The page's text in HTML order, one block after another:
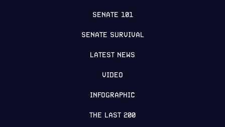
SENATE 101
SENATE SURVIVAL
LATEST NEWS
VIDEO
INFOGRAPHIC
THE LAST 200